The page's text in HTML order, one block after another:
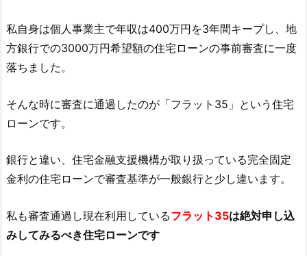
私自身は個人事業主で年収は400万円を3年間キープし、地
方銀行での3000万円希望額の住宅ローンの事前審査に一度
落ちました。
そんな時に審査に通過したのが「フラット35」という住宅
ローンです。
銀行と違い、住宅金融支援機構が取り扱っている完全固定
金利の住宅ローンで審査基準が一般銀行と少し違います。
私も審査通過し現在利用しているフラット35は絶対申し込
みしてみるべき住宅ローンです